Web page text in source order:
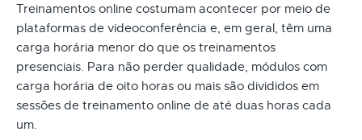
Treinamentos online costumam acontecer por meio de
plataformas de videoconferência e, em geral, têm uma
carga horária menor do que os treinamentos
presenciais. Para não perder qualidade, módulos com
carga horária de oito horas ou mais são divididos em
sessões de treinamento online de até duas horas cada
um.